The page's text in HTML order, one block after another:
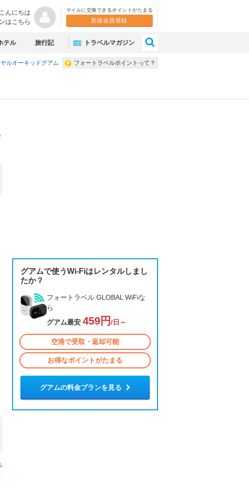
こんにちは
はこちら
マイルに交換できるポイントがたまる
新規会員登録
テル 旅行記 トラベルマガジン
フォートラベルポイントって？
ルオーキッドグアム
グアムで使うWi-Fiはレンタルしまし
たか？
フォートラベル GLOBAL WiFiな
ら
グアム最安 459円 /日～
空港で受取・返却可能
お得なポイントがたまる
グアムの料金プランを見る